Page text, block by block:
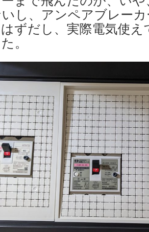
し、アンペアブレー
ずだし、実際電気使
。